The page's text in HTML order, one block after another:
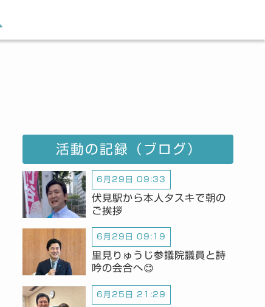
活動の記録（ブログ）
6月29日 09:33
伏見駅から本人タスキで朝の
ご挨拶
6月29日 09:19
里見りゅうじ参議院議員と詩
吟の会合へ😊
6月25日 21:29